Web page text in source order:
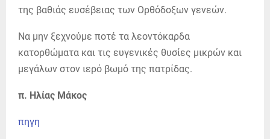
της βαθιάς ευσέβειας των Ορθόδοξων γενεών.
Να μην ξεχνούμε ποτέ τα λεοντόκαρδα
κατορθώματα και τις ευγενικές θυσίες μικρών και
μεγάλων στον ιερό βωμό της πατρίδας.
π. Ηλίας Μάκος
πηγη